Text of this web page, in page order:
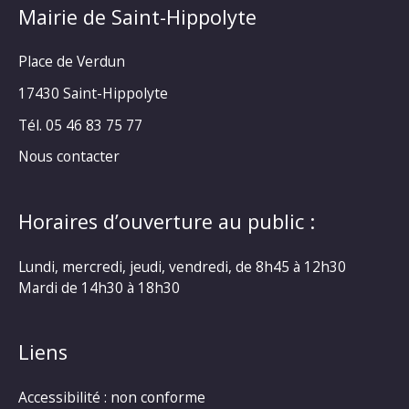
Mairie de Saint-Hippolyte
Place de Verdun
17430 Saint-Hippolyte
Tél. 05 46 83 75 77
Nous contacter
Horaires d’ouverture au public :
Lundi, mercredi, jeudi, vendredi, de 8h45 à 12h30
Mardi de 14h30 à 18h30
Liens
Accessibilité : non conforme